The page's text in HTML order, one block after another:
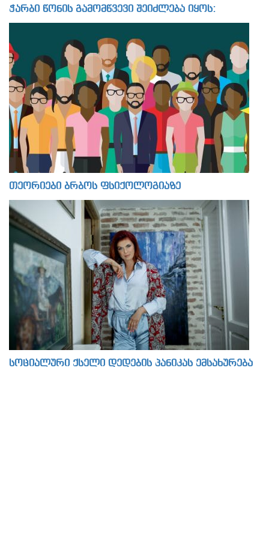
ჭარბი წონის გამომწვევი შეიძლება იყოს:
თეორიები ბრბოს ფსიქოლოგიაზე
სოციალური ქსელი დედების პანიკას ემსახურება